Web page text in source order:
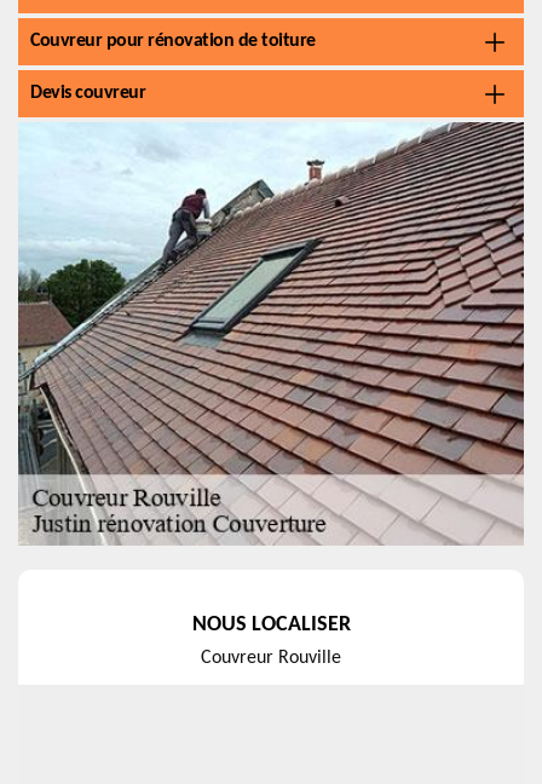
Couvreur pour rénovation de toiture
Devis couvreur
NOUS LOCALISER
Couvreur Rouville